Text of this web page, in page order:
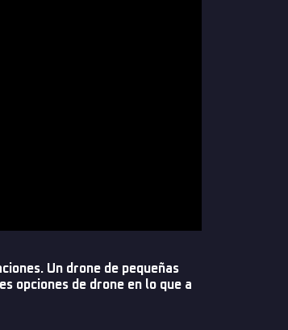
Un drone de pequeñas
opciones de drone en lo que a